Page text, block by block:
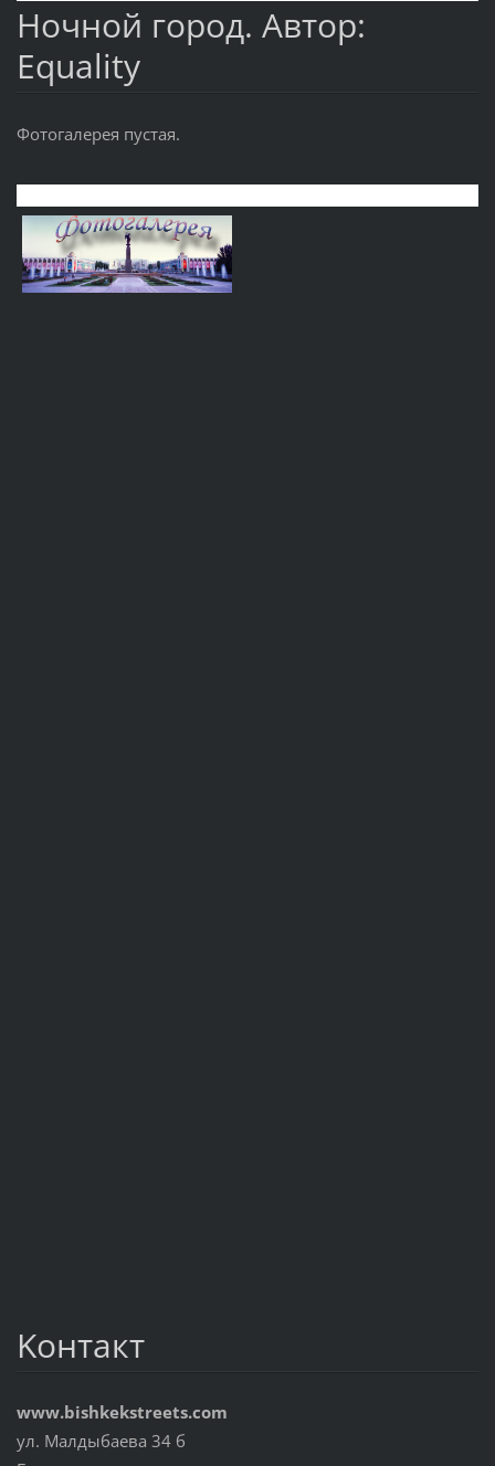
Ночной город. Автор:
Equality
Фотогалерея пустая.
Koнтакт
www.bishkekstreets.com
ул. Малдыбаева 34 б